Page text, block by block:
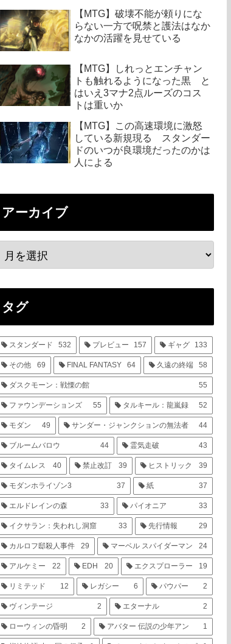
【MTG】破壊不能が頼りにな
らない一方で呪禁と護法はなか
なかの活躍を見せている
【MTG】しれっとエンチャン
トも触れるようになった黒 と
はいえ3マナ2点ルーズのコス
トは重いか
【MTG】この高速環境に激怒
している新規現る スタンダー
ドのいつが良環境だったのかは
人による
アーカイブ
タグ
スタンダード 532 プレビュー 157 ギャグ 133
その他 69 FINAL FANTASY 64 久遠の終端 58
ダスクモーン：戦慄の館 55
ファウンデーションズ 55 タルキール：龍嵐録 52
モダン 49 サンダー・ジャンクションの無法者 44
ブルームバロウ 44 霊気走破 43
タイムレス 40 禁止改訂 39 ヒストリック 39
モダンホライゾン3 37 紙 37
エルドレインの森 33 パイオニア 33
イクサラン：失われし洞窟 33 先行情報 29
カルロフ邸殺人事件 29 マーベル スパイダーマン 24
アルケミー 22 EDH 20 エクスプローラー 19
リミテッド 12 レガシー 6 パウパー 2
ヴィンテージ 2 エターナル 2
ローウィンの昏明 2 アバター 伝説の少年アン 1